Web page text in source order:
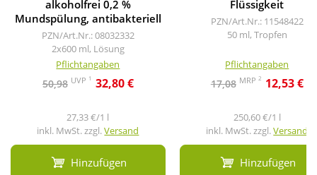
alkoholfrei 0,2 %
Mundspülung, antibakteriell
PZN/Art.Nr.: 08032332
2x600 ml, Lösung
Pflichtangaben
50,98 UVP 1 32,80 €
27,33 €/1 l
inkl. MwSt. zzgl.Versand
Hinzufügen
Flüssigkeit
PZN/Art.Nr.: 11548422
50 ml, Tropfen
Pflichtangaben
17,08 MRP 2 12,53 €
250,60 €/1 l
inkl. MwSt. zzgl.Versand
Hinzufügen